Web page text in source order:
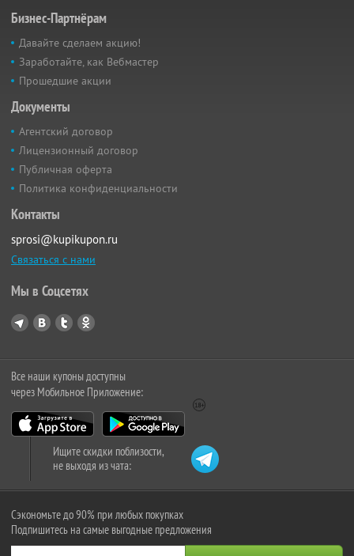
Бизнес-Партнёрам
Давайте сделаем акцию!
Заработайте, как Вебмастер
Прошедшие акции
Документы
Агентский договор
Лицензионный договор
Публичная оферта
Политика конфиденциальности
Контакты
sprosi@kupikupon.ru
Связаться с нами
Мы в Соцсетях
Все наши купоны доступны
через Мобильное Приложение:
Ищите скидки поблизости,
не выходя из чата:
Сэкономьте до 90% при любых покупках
Подпишитесь на самые выгодные предложения